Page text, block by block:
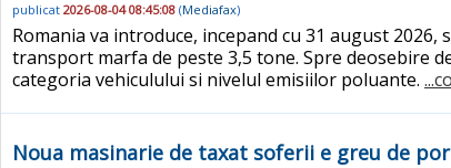
publicat 2026-08-04 08:45:08 (Mediafax)
Romania va introduce, incepand cu 31 august
transport marfa de peste 3,5 tone. Spre deosebire
categoria vehiculului si nivelul emisiilor poluante.
Noua masinarie de taxat soferii e greu de